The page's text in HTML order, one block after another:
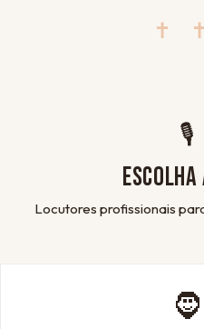
✝
🎙
Locutores profissionais
🧔